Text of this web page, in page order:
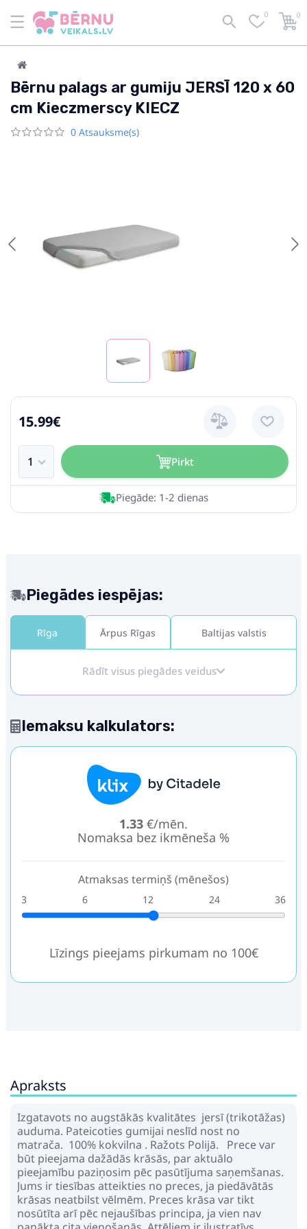
0 0
Bērnu palags ar gumiju JERSĪ 120 x 60
cm Kieczmerscy KIECZ
0 Atsauksme(s)
15.99€
Pirkt
Piegāde: 1-2 dienas
Piegādes iespējas:
Rīga Ārpus Rīgas Baltijas valstis
Rādīt visus piegādes veidus
Iemaksu kalkulators:
1.33 €/mēn.
Nomaksa bez ikmēneša %
Atmaksas termiņš (mēnešos)
3 6 12 24 36
Līzings pieejams pirkumam no 100€
Apraksts
Izgatavots no augstākās kvalitātes jersī (trikotāžas)
auduma. Pateicoties gumijai neslīd nost no
matrača. 100% kokvilna . Ražots Polijā. Prece var
būt pieejama dažādās krāsās, par aktuālo
pieejamību paziņosim pēc pasūtījuma saņemšanas.
Jums ir tiesības atteikties no preces, ja piedāvātās
krāsas neatbilst vēlmēm. Preces krāsa var tikt
nosūtīta arī pēc nejaušības principa, ja vien nav